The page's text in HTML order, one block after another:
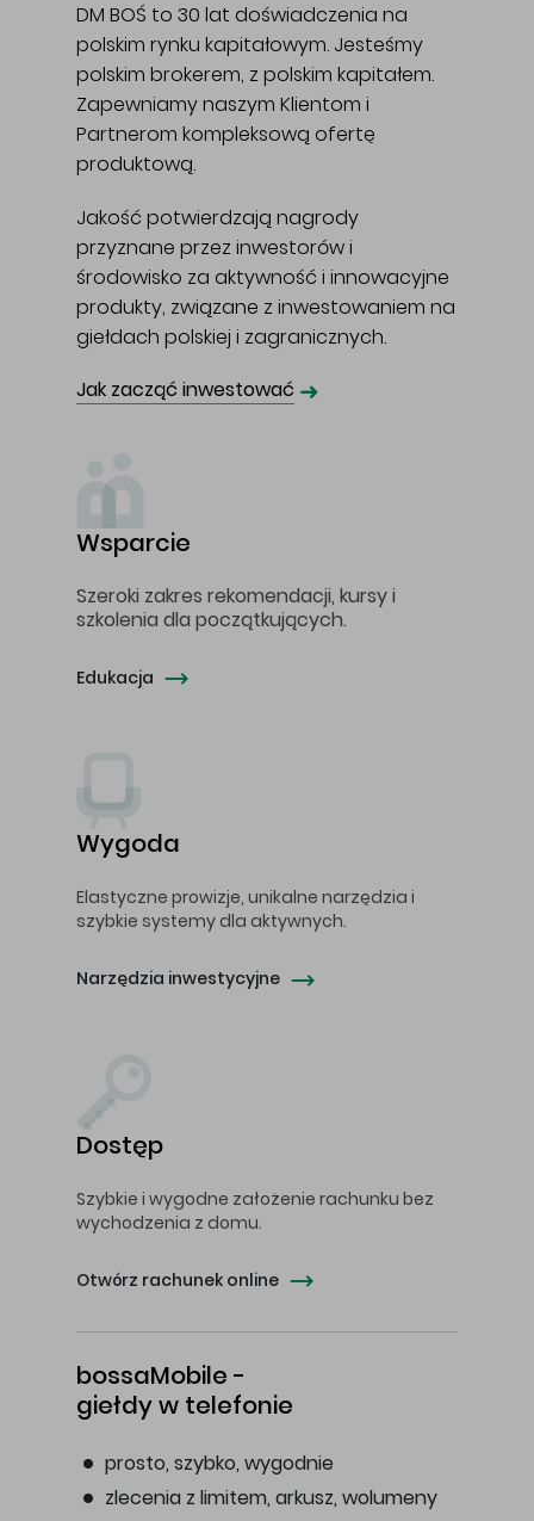
DM BOŚ to 30 lat doświadczenia na
polskim rynku kapitałowym. Jesteśmy
polskim brokerem, z polskim kapitałem.
Zapewniamy naszym Klientom i
Partnerom kompleksową ofertę
produktową.
Jakość potwierdzają nagrody
przyznane przez inwestorów i
środowisko za aktywność i innowacyjne
produkty, związane z inwestowaniem na
giełdach polskiej i zagranicznych.
Jak zacząć inwestować ➜
Wsparcie
Szeroki zakres rekomendacji, kursy i
szkolenia dla początkujących.
Edukacja
Wygoda
Elastyczne prowizje, unikalne narzędzia i
szybkie systemy dla aktywnych.
Narzędzia inwestycyjne
Dostęp
Szybkie i wygodne założenie rachunku bez
wychodzenia z domu.
Otwórz rachunek online
bossaMobile -
giełdy w telefonie
prosto, szybko, wygodnie
zlecenia z limitem, arkusz, wolumeny